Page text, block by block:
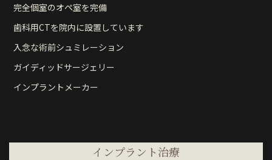
完全個室のオペ室を完備
歯科用CTを院内に設置しています
入念な術前シュミレーション
ガイディッドサージェリー
インプラントメーカー
インプラント治療